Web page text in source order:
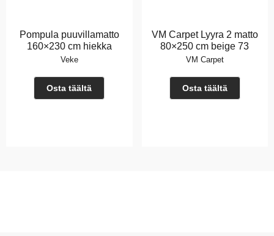
Pompula puuvillamatto
160×230 cm hiekka
Veke
Osta täältä
VM Carpet Lyyra 2 matto
80×250 cm beige 73
VM Carpet
Osta täältä